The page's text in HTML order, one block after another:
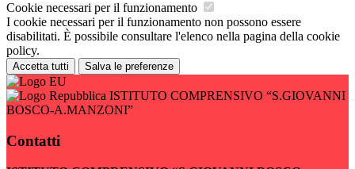
Cookie necessari per il funzionamento
I cookie necessari per il funzionamento non possono essere
disabilitati. È possibile consultare l'elenco nella pagina della cookie
policy.
Accetta tutti Salva le preferenze
ISTITUTO COMPRENSIVO “S.GIOVANNI
BOSCO-A.MANZONI”
Contatti